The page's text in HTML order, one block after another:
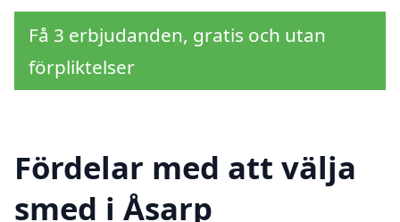
Få 3 erbjudanden, gratis och utan
förpliktelser
Fördelar med att välja
smed i Åsarp